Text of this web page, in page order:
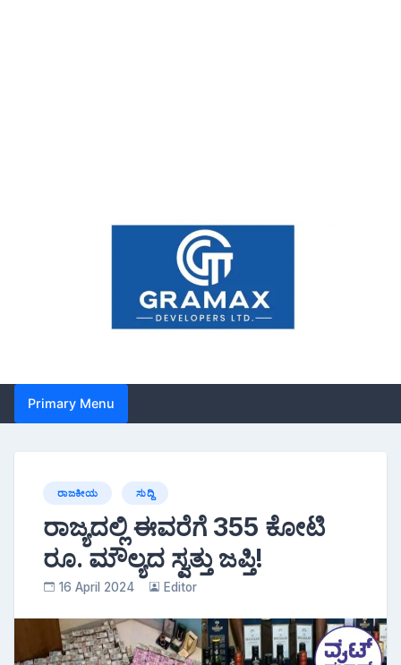
Primary Menu
ರಾಜಕೀಯ ಸುದ್ದಿ
ರಾಜ್ಯದಲ್ಲಿ ಈವರೆಗೆ 355 ಕೋಟಿ
ರೂ. ಮೌಲ್ಯದ ಸ್ವತ್ತು ಜಪ್ತಿ!
16 April 2024 Editor